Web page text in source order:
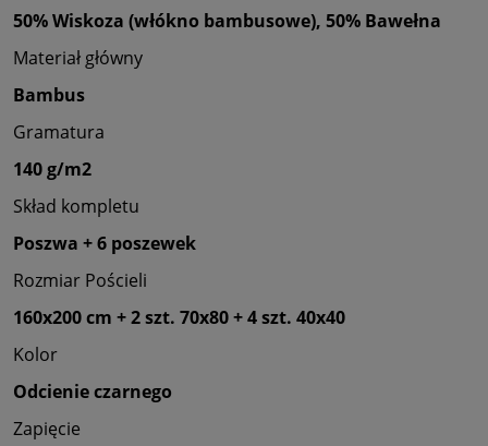
50% Wiskoza (włókno bambusowe), 50% Bawełna
Materiał główny
Bambus
Gramatura
140 g/m2
Skład kompletu
Poszwa + 6 poszewek
Rozmiar Pościeli
160x200 cm + 2 szt. 70x80 + 4 szt. 40x40
Kolor
Odcienie czarnego
Zapięcie